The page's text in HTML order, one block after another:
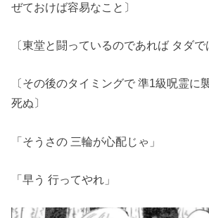
ぜておけば容易なこと〕
〔東堂と闘っているのであれば タダで
〔その後のタイミングで 準1級呪霊に
死ぬ〕
「そうさの 三輪が心配じゃ」
「早う 行ってやれ」